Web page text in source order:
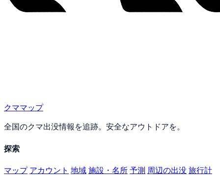
クママップ
全国のクマ出没情報を追跡。安全なアウトドアを。
探索
マップ アカウント 地域施設・名所予測 周辺の出没旅行計